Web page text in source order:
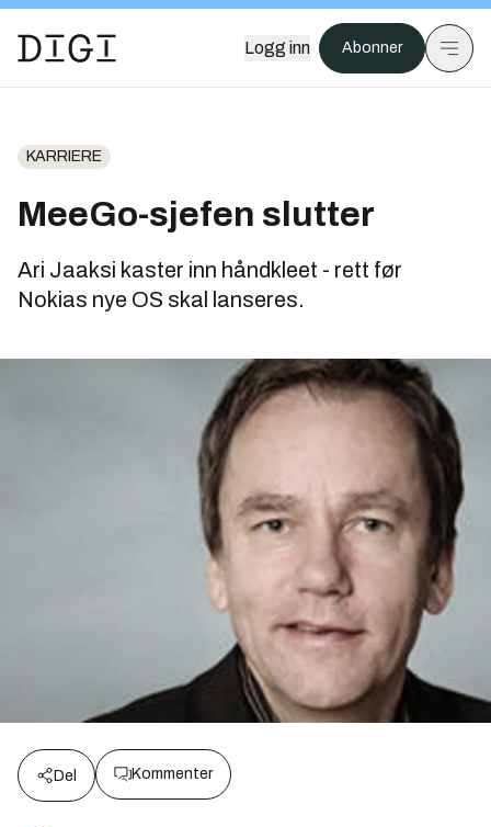
Logg inn Abonner
KARRIERE
MeeGo-sjefen slutter
Ari Jaaksi kaster inn håndkleet - rett før
Nokias nye OS skal lanseres.
Del Kommenter